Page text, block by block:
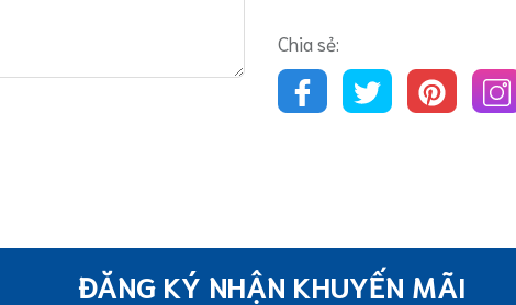
Chia sẻ:
ĐĂNG KÝ NHẬN KHUYẾN MÃI